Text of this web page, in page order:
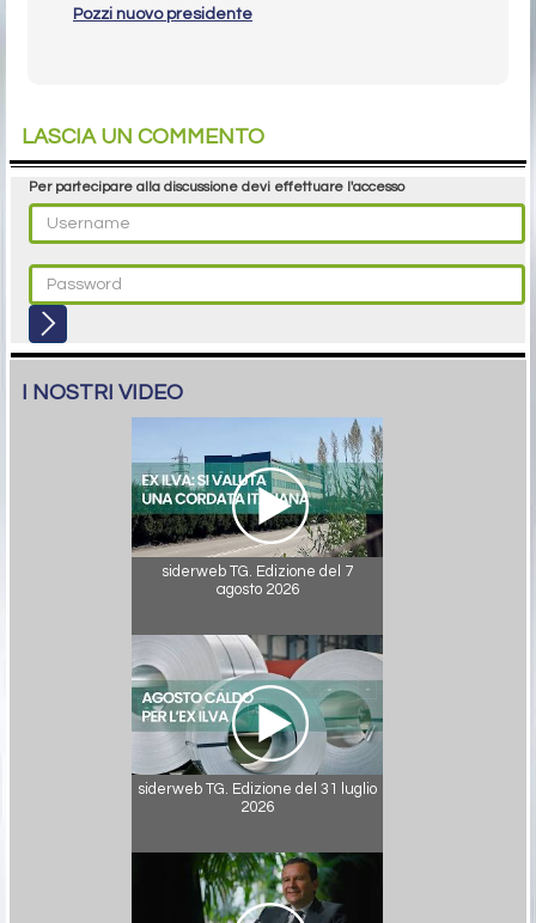
Pozzi nuovo presidente
LASCIA UN COMMENTO
Per partecipare alla discussione devi effettuare l'accesso
I NOSTRI VIDEO
siderweb TG. Edizione del 7
agosto 2026
siderweb TG. Edizione del 31 luglio
2026